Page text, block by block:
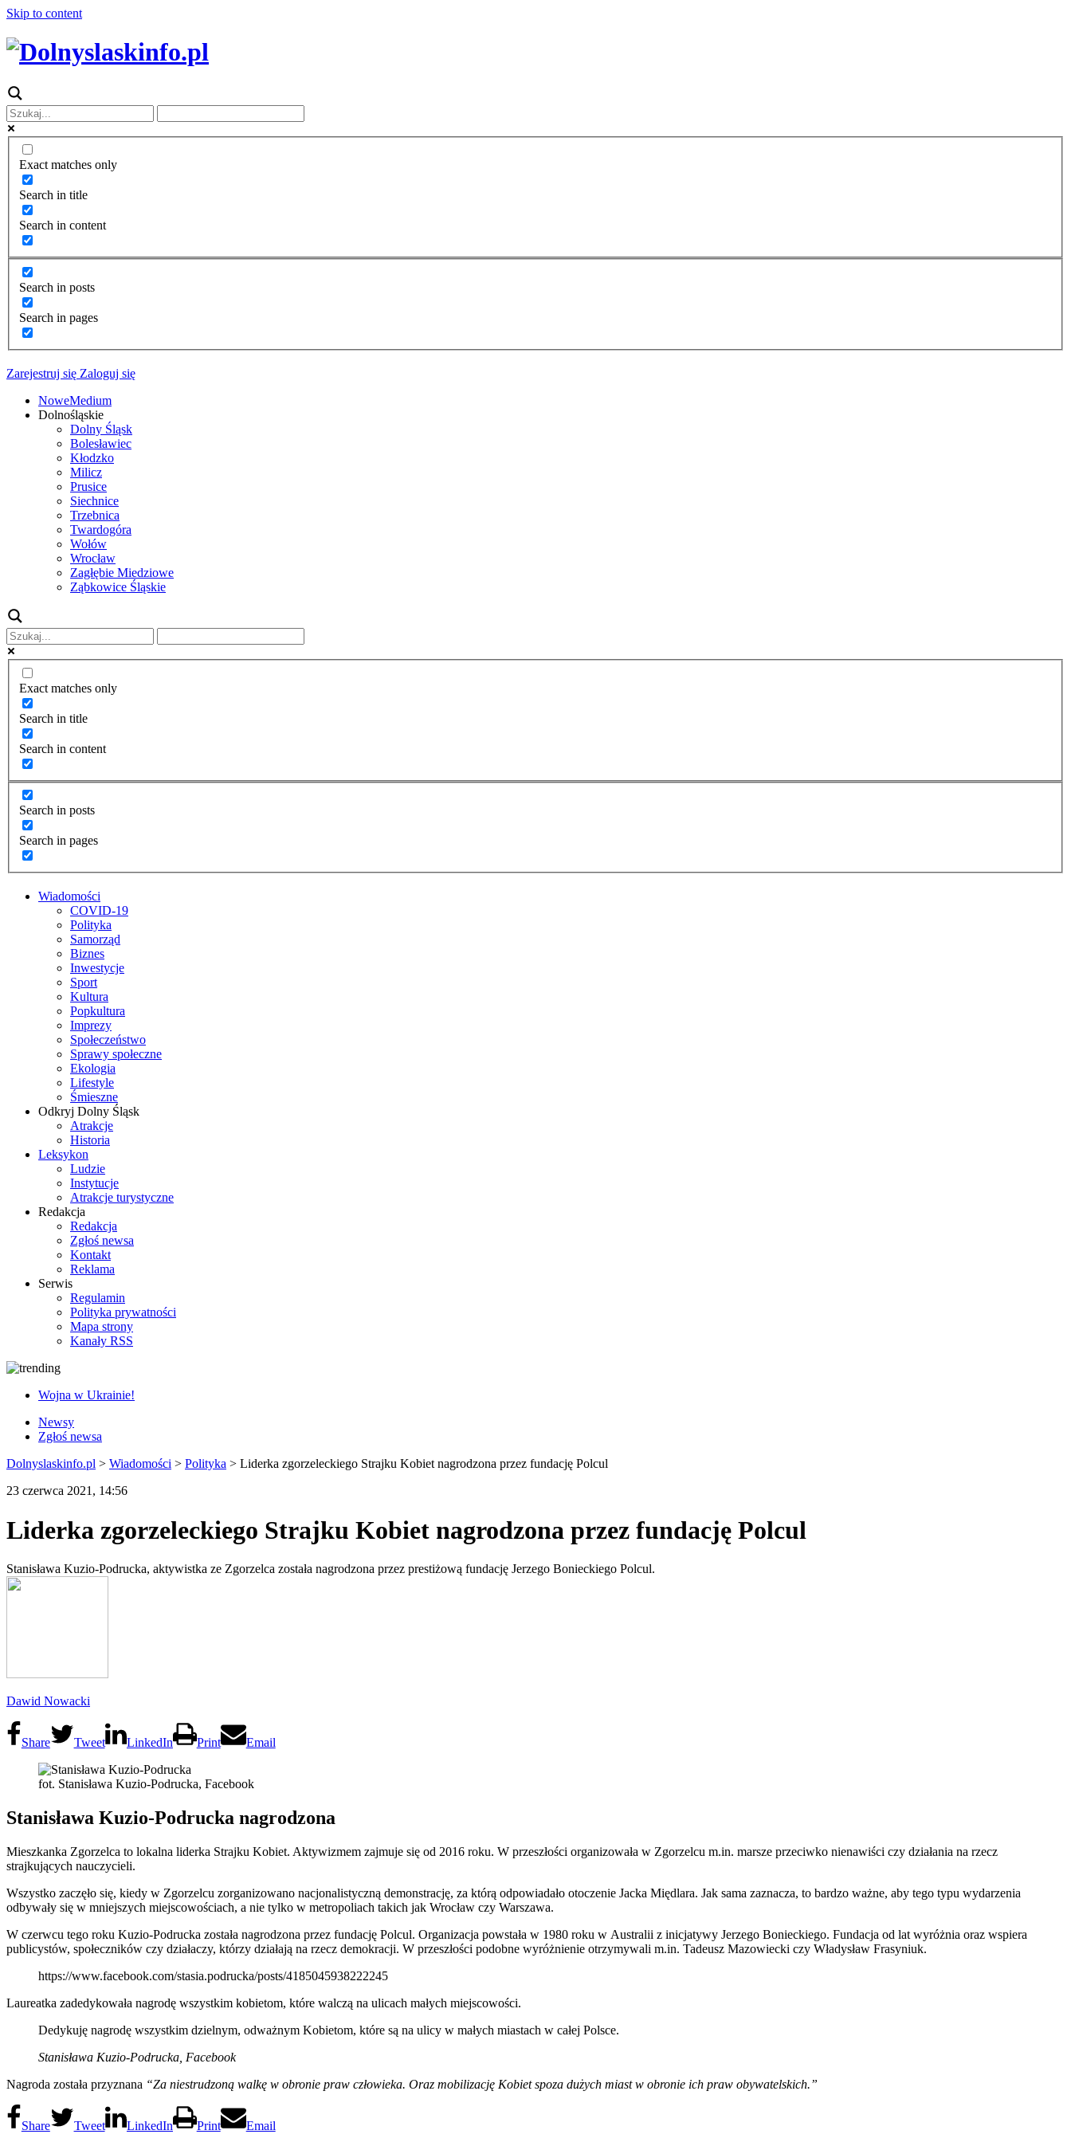
Skip to content
Exact matches only
Search in title
Search in content
Search in posts
Search in pages
Zarejestruj się Zaloguj się
NoweMedium
Dolnośląskie
Dolny Śląsk
Bolesławiec
Kłodzko
Milicz
Prusice
Siechnice
Trzebnica
Twardogóra
Wołów
Wrocław
Zagłębie Miedziowe
Ząbkowice Śląskie
Exact matches only
Search in title
Search in content
Search in posts
Search in pages
Wiadomości
COVID-19
Polityka
Samorząd
Biznes
Inwestycje
Sport
Kultura
Popkultura
Imprezy
Społeczeństwo
Sprawy społeczne
Ekologia
Lifestyle
Śmieszne
Odkryj Dolny Śląsk
Atrakcje
Historia
Leksykon
Ludzie
Instytucje
Atrakcje turystyczne
Redakcja
Redakcja
Zgłoś newsa
Kontakt
Reklama
Serwis
Regulamin
Polityka prywatności
Mapa strony
Kanały RSS
Wojna w Ukrainie!
Newsy
Zgłoś newsa
Dolnyslaskinfo.pl > Wiadomości > Polityka > Liderka zgorzeleckiego Strajku Kobiet nagrodzona przez fundację Polcul
23 czerwca 2021, 14:56
Liderka zgorzeleckiego Strajku Kobiet nagrodzona przez fundację Polcul
Stanisława Kuzio-Podrucka, aktywistka ze Zgorzelca została nagrodzona przez prestiżową fundację Jerzego Bonieckiego Polcul.
Dawid Nowacki
Share Tweet LinkedIn Print Email
fot. Stanisława Kuzio-Podrucka, Facebook
Stanisława Kuzio-Podrucka nagrodzona
Mieszkanka Zgorzelca to lokalna liderka Strajku Kobiet. Aktywizmem zajmuje się od 2016 roku. W przeszłości organizowała w Zgorzelcu m.in. marsze przeciwko nienawiści czy działania na rzecz
strajkujących nauczycieli.
Wszystko zaczęło się, kiedy w Zgorzelcu zorganizowano nacjonalistyczną demonstrację, za którą odpowiadało otoczenie Jacka Międlara. Jak sama zaznacza, to bardzo ważne, aby tego typu wydarzenia
odbywały się w mniejszych miejscowościach, a nie tylko w metropoliach takich jak Wrocław czy Warszawa.
W czerwcu tego roku Kuzio-Podrucka została nagrodzona przez fundację Polcul. Organizacja powstała w 1980 roku w Australii z inicjatywy Jerzego Bonieckiego. Fundacja od lat wyróżnia oraz wspiera
publicystów, społeczników czy działaczy, którzy działają na rzecz demokracji. W przeszłości podobne wyróżnienie otrzymywali m.in. Tadeusz Mazowiecki czy Władysław Frasyniuk.
https://www.facebook.com/stasia.podrucka/posts/4185045938222245
Laureatka zadedykowała nagrodę wszystkim kobietom, które walczą na ulicach małych miejscowości.
Dedykuję nagrodę wszystkim dzielnym, odważnym Kobietom, które są na ulicy w małych miastach w całej Polsce.
Stanisława Kuzio-Podrucka, Facebook
Nagroda została przyznana “Za niestrudzoną walkę w obronie praw człowieka. Oraz mobilizację Kobiet spoza dużych miast w obronie ich praw obywatelskich.”
Share Tweet LinkedIn Print Email